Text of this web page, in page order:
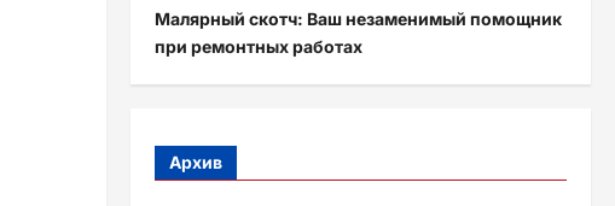
Малярный скотч: Ваш незаменимый помощник
при ремонтных работах
Архив